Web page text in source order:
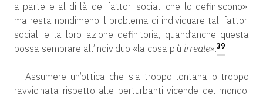
a parte e al di là dei fattori sociali che lo definiscono»,
ma resta nondimeno il problema di individuare tali fattori
sociali e la loro azione definitoria, quand’anche questa
possa sembrare all’individuo «la cosa più irreale».39
Assumere un’ottica che sia troppo lontana o troppo
ravvicinata rispetto alle perturbanti vicende del mondo,